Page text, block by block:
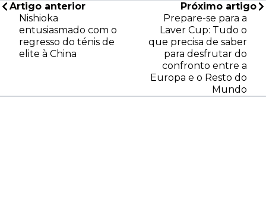
Artigo anterior
Nishioka
entusiasmado com o
regresso do ténis de
elite à China
Próximo artigo
Prepare-se para a
Laver Cup: Tudo o
que precisa de saber
para desfrutar do
confronto entre a
Europa e o Resto do
Mundo